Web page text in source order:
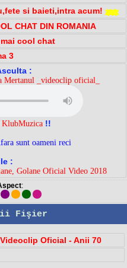
si baieti,intra acum!
CHAT DIN ROMANIA
cool chat
3
:
Mertanul _videoclip oficial_
KlubMuzica !!
sunt oameni reci
:
Golane Oficial Video 2018
:
Fişier
Oficial - Anii 70